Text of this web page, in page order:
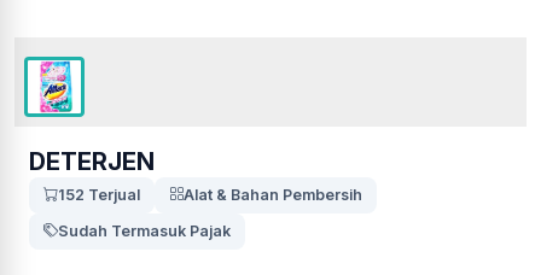
DETERJEN
152 Terjual
Alat & Bahan Pembersih
Sudah Termasuk Pajak